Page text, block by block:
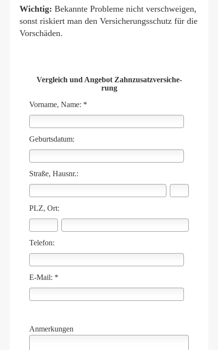
Wichtig: Bekannte Probleme nicht verschweigen,
sonst riskiert man den Versicherungsschutz für die
Vorschäden.
Vergleich und Angebot Zahn­zu­satz­ver­si­che­
rung
Vorname, Name: *
Geburts­datum:
Straße, Hausnr.:
PLZ, Ort:
Telefon:
E-Mail: *
Anmerkungen